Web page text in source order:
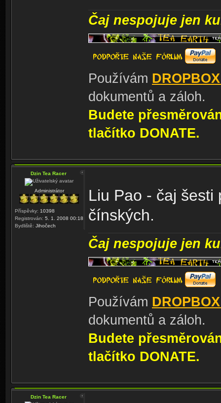
Čaj nespojuje jen
Používám
dokumentů a záloh.
Budete
tlačítko DONATE.
Dzin Tea Racer
Administrátor
Příspěvky: 10398
Registrován: 5. 1. 2008 00:18
Bydliště: Jihočech
Liu Pao - čaj šesti
čínských.
Čaj nespojuje jen
Používám
dokumentů a záloh.
Budete
tlačítko DONATE.
Dzin Tea Racer